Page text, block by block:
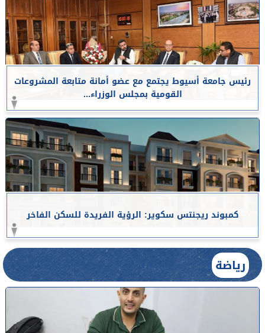
رئيس جامعة أسيوط يجتمع مع عضو أمانة متابعة المشروعات
القومية بمجلس الوزراء...
كمبوند ريجنتس سكوير: الرؤية الفريدة للسكن الفاخر
رياضة